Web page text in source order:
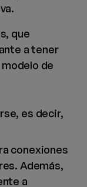
que
a tener
de
es decir,
conexiones
Además,
a